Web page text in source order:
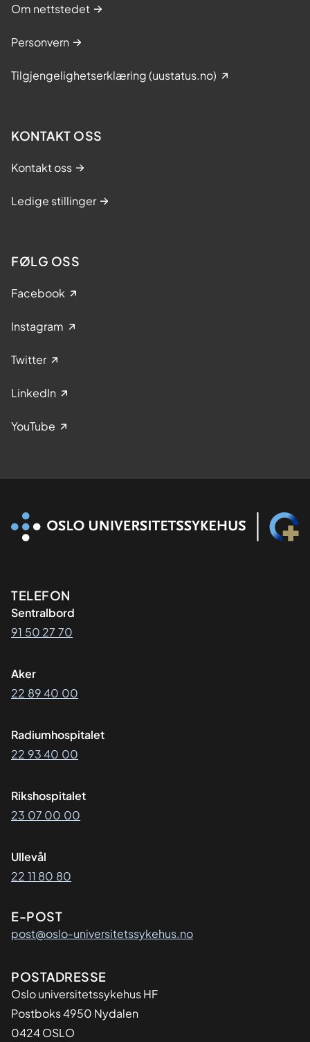
Om nettstedet
Personvern
Tilgjengelighetserklæring (uustatus.no)
KONTAKT OSS
Kontakt oss
Ledige stillinger
FØLG OSS
Facebook
Instagram
Twitter
LinkedIn
YouTube
Kontaktinformasjon
TELEFON
Sentralbord
91 50 27 70
Aker
22 89 40 00
Radiumhospitalet
22 93 40 00
Rikshospitalet
23 07 00 00
Ullevål
22 11 80 80
E-POST
post@oslo-universitetssykehus.no
Adresse
POSTADRESSE
Oslo universitetssykehus HF
Postboks 4950 Nydalen
0424 OSLO